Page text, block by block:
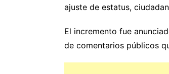
ajuste de estatus,
El incremento fue
de comentarios públicos